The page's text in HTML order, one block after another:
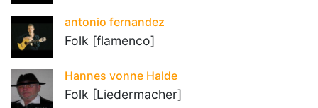
antonio fernandez
Folk [flamenco]
Hannes vonne Halde
Folk [Liedermacher]